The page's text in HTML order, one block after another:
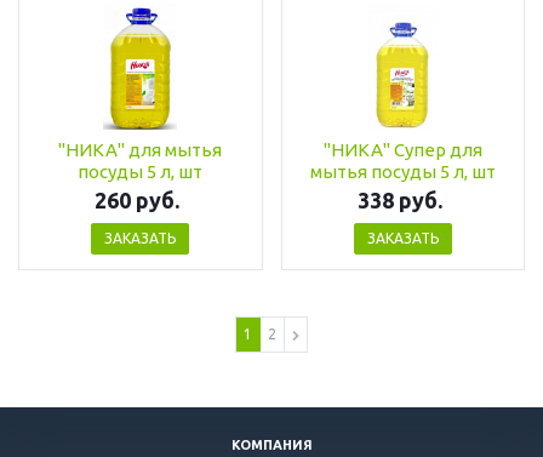
"НИКА" для мытья
посуды 5 л, шт
260 руб.
ЗАКАЗАТЬ
"НИКА" Супер для
мытья посуды 5 л, шт
338 руб.
ЗАКАЗАТЬ
1 2
КОМПАНИЯ